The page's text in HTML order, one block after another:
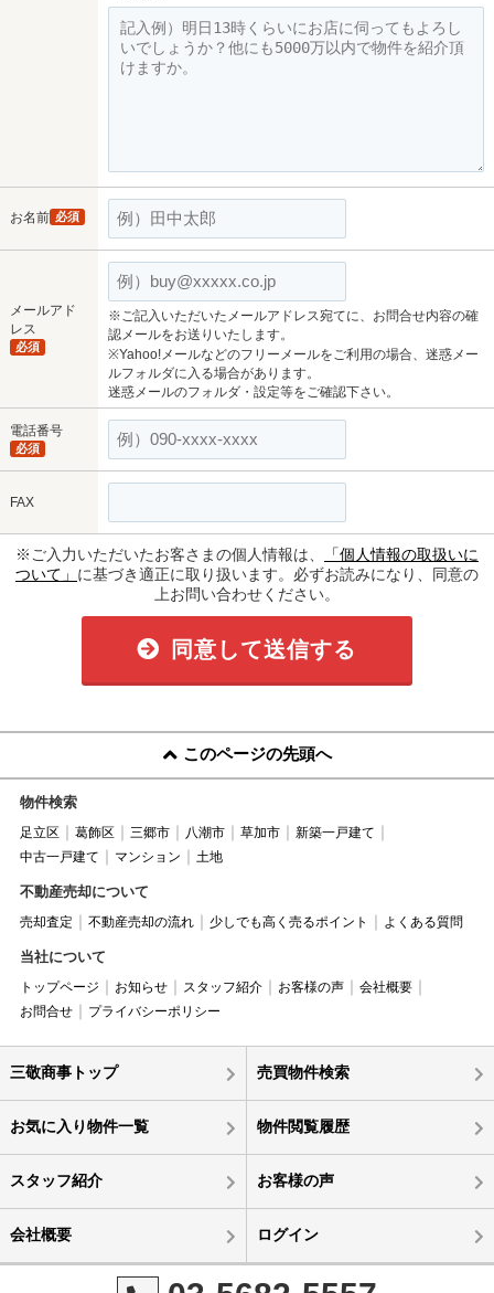
お名前 必須
メールアド
レス
必須
※ご記入いただいたメールアドレス宛てに、お問合せ内容の確
認メールをお送りいたします。
※Yahoo!メールなどのフリーメールをご利用の場合、迷惑メー
ルフォルダに入る場合があります。
迷惑メールのフォルダ・設定等をご確認下さい。
電話番号
必須
FAX
※ご入力いただいたお客さまの個人情報は、
「個人情報の取扱いに
ついて」 に基づき適正に取り扱います。必ずお読みになり、同意の
上お問い合わせください。
同意して送信する
このページの先頭へ
物件検索
足立区 葛飾区 三郷市 八潮市 草加市
新築一戸建て
中古一戸建て
マンション 土地
不動産売却について
売却査定 不動産売却の流れ 少しでも高く売るポイント よくある質問
当社について
トップページ お知らせ スタッフ紹介 お客様の声
会社概要
お問合せ
プライバシーポリシー
三敬商事トップ 売買物件検索
お気に入り物件一覧 物件閲覧履歴
スタッフ紹介 お客様の声
会社概要 ログイン